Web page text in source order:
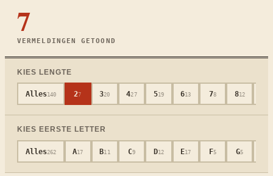
7
VERMELDINGEN GETOOND
KIES LENGTE
Alles140 27 320 427 519 613 78 812
KIES EERSTE LETTER
Alles262 A17 B11 C9 D12 E17 F5 G5